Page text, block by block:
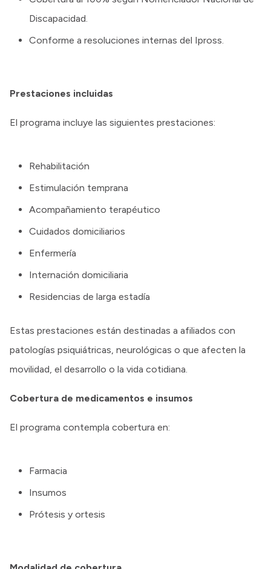
Discapacidad.
Conforme a resoluciones internas del Ipross.
Prestaciones incluidas
El programa incluye las siguientes prestaciones:
Rehabilitación
Estimulación temprana
Acompañamiento terapéutico
Cuidados domiciliarios
Enfermería
Internación domiciliaria
Residencias de larga estadía
Estas prestaciones están destinadas a afiliados con
patologías psiquiátricas, neurológicas o que afecten la
movilidad, el desarrollo o la vida cotidiana.
Cobertura de medicamentos e insumos
El programa contempla cobertura en:
Farmacia
Insumos
Prótesis y ortesis